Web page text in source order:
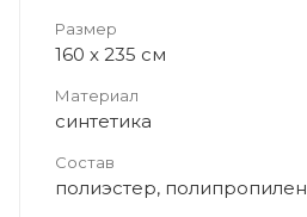
Размер
160 x 235 см
Материал
синтетика
Состав
полиэстер, полипропилен